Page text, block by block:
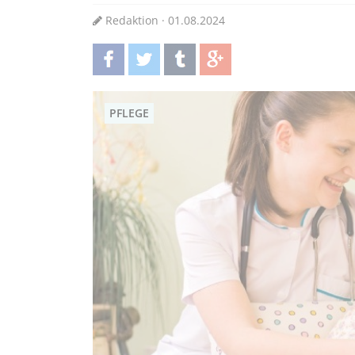
Redaktion · 01.08.2024
teilentwittern teilen teilen
PFLEGE